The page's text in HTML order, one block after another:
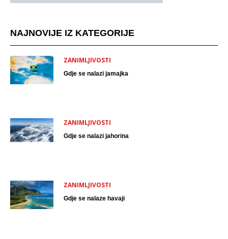
NAJNOVIJE IZ KATEGORIJE
ZANIMLJIVOSTI
Gdje se nalazi jamajka
ZANIMLJIVOSTI
Gdje se nalazi jahorina
ZANIMLJIVOSTI
Gdje se nalaze havaji